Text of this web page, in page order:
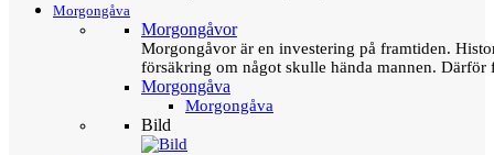
Morgongåva
Morgongåvor
Morgongåvor är en investering på framtiden.
försäkring om något skulle hända mannen.
Morgongåva
Morgongåva
Bild